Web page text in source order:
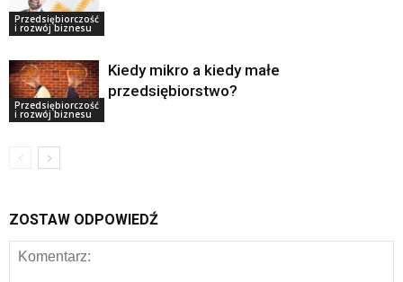
Przedsiębiorczość
i rozwój biznesu
Przedsiębiorczość
i rozwój biznesu
Kiedy mikro a kiedy małe
przedsiębiorstwo?
ZOSTAW ODPOWIEDŹ